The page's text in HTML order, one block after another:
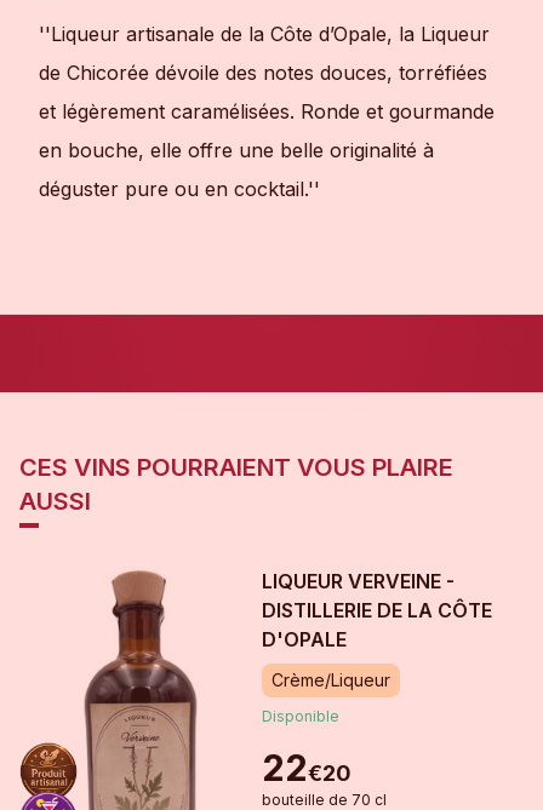
''Liqueur artisanale de la Côte d’Opale, la Liqueur
de Chicorée dévoile des notes douces, torréfiées
et légèrement caramélisées. Ronde et gourmande
en bouche, elle offre une belle originalité à
déguster pure ou en cocktail.''
CES VINS POURRAIENT VOUS PLAIRE
AUSSI
LIQUEUR VERVEINE -
DISTILLERIE DE LA CÔTE
D'OPALE
Crème/Liqueur
Disponible
22€20
bouteille de 70 cl